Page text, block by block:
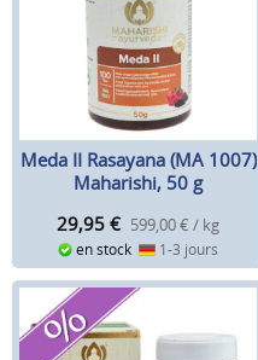
Meda II Rasayana (MA 1007)
Maharishi, 50 g
29,95 € 599,00 € / kg
en stock 1-3 jours